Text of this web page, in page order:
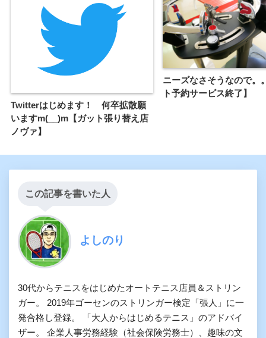
Twitterはじめます！ 何卒拡散願
いますm(__)m【ガット張り替え店
ノヴァ】
ニーズなさそうなので。
ト予約サービス終了】
この記事を書いた人
よしのり
30代からテニスをはじめたオートテニス店員＆ストリン
ガー。 2019年ゴーセンのストリンガー検定「張人」に一
発合格し登録。 「大人からはじめるテニス」のアドバイ
ザー。 企業人事労務経験（社会保険労務士）、趣味の文